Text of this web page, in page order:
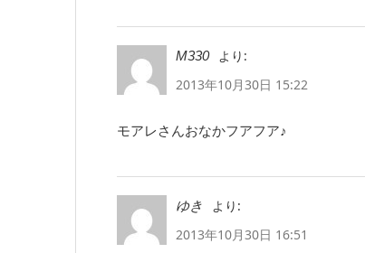
M330
より:
2013年10月30日 15:22
モアレさんおなかフアフア♪
ゆき
より:
2013年10月30日 16:51